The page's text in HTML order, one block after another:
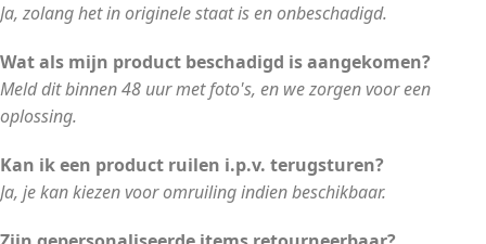
Ja, zolang het in originele staat is en onbeschadigd.
Wat als mijn product beschadigd is aangekomen?
Meld dit binnen 48 uur met foto's, en we zorgen voor een
oplossing.
Kan ik een product ruilen i.p.v. terugsturen?
Ja, je kan kiezen voor omruiling indien beschikbaar.